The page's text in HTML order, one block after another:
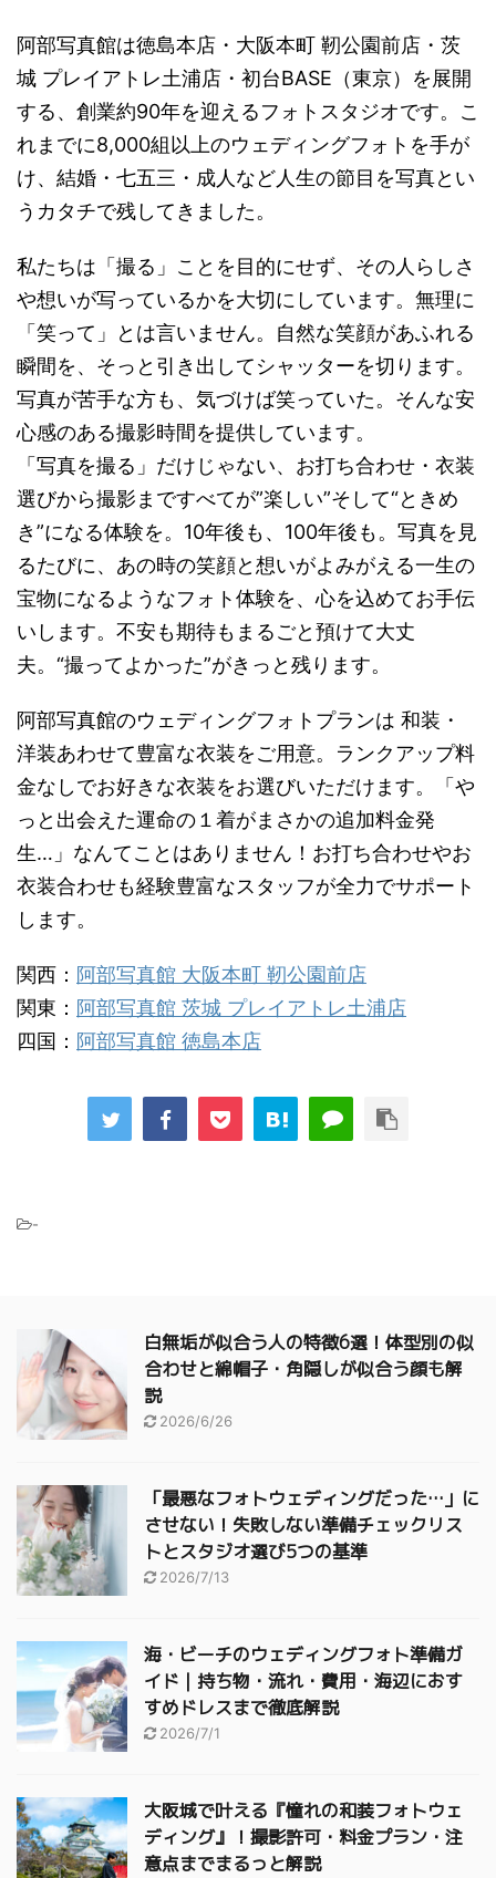
阿部写真館は徳島本店・大阪本町 靭公園前店・茨
城 プレイアトレ土浦店・初台BASE（東京）を展開
する、創業約90年を迎えるフォトスタジオです。こ
れまでに8,000組以上のウェディングフォトを手が
け、結婚・七五三・成人など人生の節目を写真とい
うカタチで残してきました。
私たちは「撮る」ことを目的にせず、その人らしさ
や想いが写っているかを大切にしています。無理に
「笑って」とは言いません。自然な笑顔があふれる
瞬間を、そっと引き出してシャッターを切ります。
写真が苦手な方も、気づけば笑っていた。そんな安
心感のある撮影時間を提供しています。
「写真を撮る」だけじゃない、お打ち合わせ・衣装
選びから撮影まですべてが”楽しい”そして“ときめ
き”になる体験を。10年後も、100年後も。写真を見
るたびに、あの時の笑顔と想いがよみがえる一生の
宝物になるようなフォト体験を、心を込めてお手伝
いします。不安も期待もまるごと預けて大丈
夫。“撮ってよかった”がきっと残ります。
阿部写真館のウェディングフォトプランは 和装・
洋装あわせて豊富な衣装をご用意。ランクアップ料
金なしでお好きな衣装をお選びいただけます。「や
っと出会えた運命の１着がまさかの追加料金発
生…」なんてことはありません！お打ち合わせやお
衣装合わせも経験豊富なスタッフが全力でサポート
します。
関西： 阿部写真館 大阪本町 靭公園前店
関東： 阿部写真館 茨城 プレイアトレ土浦店
四国： 阿部写真館 徳島本店
-
白無垢が似合う人の特徴6選！体型別の似
合わせと綿帽子・角隠しが似合う顔も解
説
2026/6/26
「最悪なフォトウェディングだった…」に
させない！失敗しない準備チェックリス
トとスタジオ選び5つの基準
2026/7/13
海・ビーチのウェディングフォト準備ガ
イド｜持ち物・流れ・費用・海辺におす
すめドレスまで徹底解説
2026/7/1
大阪城で叶える『憧れの和装フォトウェ
ディング』！撮影許可・料金プラン・注
意点までまるっと解説